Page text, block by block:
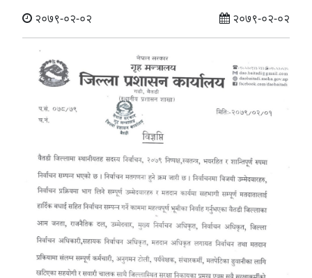
२०७९-०२-०२ २०७९-०२-०२